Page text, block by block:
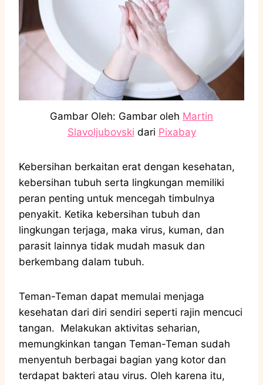
Gambar Oleh: Gambar oleh Martin
Slavoljubovski dari Pixabay
Kebersihan berkaitan erat dengan kesehatan,
kebersihan tubuh serta lingkungan memiliki
peran penting untuk mencegah timbulnya
penyakit. Ketika kebersihan tubuh dan
lingkungan terjaga, maka virus, kuman, dan
parasit lainnya tidak mudah masuk dan
berkembang dalam tubuh.
Teman-Teman dapat memulai menjaga
kesehatan dari diri sendiri seperti rajin mencuci
tangan. Melakukan aktivitas seharian,
memungkinkan tangan Teman-Teman sudah
menyentuh berbagai bagian yang kotor dan
terdapat bakteri atau virus. Oleh karena itu,